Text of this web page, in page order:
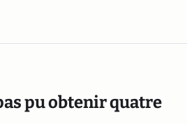
pu obtenir quatre